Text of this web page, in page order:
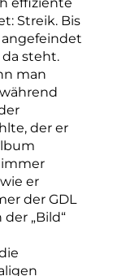
Streik. Bis
steht.
man
der er
immer
er
der GDL
„Bild“